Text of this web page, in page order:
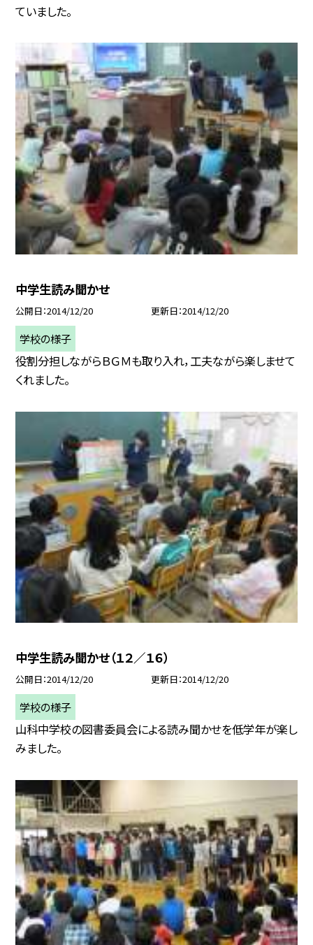
ていました。
中学生読み聞かせ
公開日 2014/12/20 更新日 2014/12/20
学校の様子
役割分担しながらＢＧＭも取り入れ，工夫ながら楽しませて
くれました。
中学生読み聞かせ（１２／１６）
公開日 2014/12/20 更新日 2014/12/20
学校の様子
山科中学校の図書委員会による読み聞かせを低学年が楽し
みました。